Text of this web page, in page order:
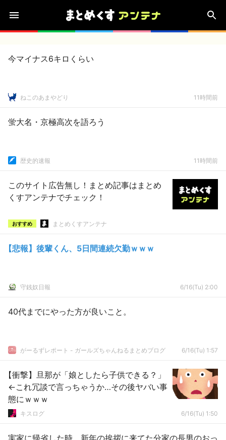
今マイナス6キロくらい
ねこのあまやどり 11時間前
蛍大名・京極高次を語ろう
歴史的速報 11時間前
このサイト広告無し！まとめ記事はまとめ
くすアンテナでチェック！
おすすめ まとめくすアンテナ
【悲報】後輩くん、5日間連続欠勤ｗｗｗ
守銭奴日報 6/16(Tu) 2:00
40代までにやった方が良いこと。
がーるずレポート - ガールズちゃんねるまとめブログ 6/16(Tu) 1:57
【衝撃】旦那が「娘としたら子供できる？」
←これ冗談で言っちゃうか…その後ヤバい事
態にｗｗｗ
キスログ 6/16(Tu) 1:50
実家に帰省した時、新年の挨拶に来てた分家の長男のおっ